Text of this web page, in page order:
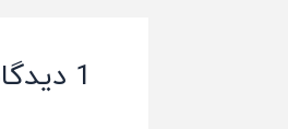
1 دیدگاه برای “مجموعه آموزش زبان فرانسه نصرت”